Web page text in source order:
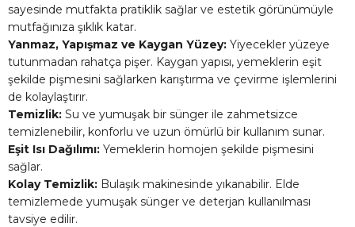
sayesinde mutfakta pratiklik sağlar ve estetik görünümüyle
mutfağınıza şıklık katar.
Yanmaz, Yapışmaz ve Kaygan Yüzey: Yiyecekler yüzeye
tutunmadan rahatça pişer. Kaygan yapısı, yemeklerin eşit
şekilde pişmesini sağlarken karıştırma ve çevirme işlemlerini
de kolaylaştırır.
Temizlik: Su ve yumuşak bir sünger ile zahmetsizce
temizlenebilir, konforlu ve uzun ömürlü bir kullanım sunar.
Eşit Isı Dağılımı: Yemeklerin homojen şekilde pişmesini
sağlar.
Kolay Temizlik: Bulaşık makinesinde yıkanabilir. Elde
temizlemede yumuşak sünger ve deterjan kullanılması
tavsiye edilir.